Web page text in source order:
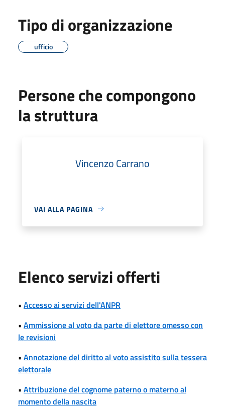
Tipo di organizzazione
ufficio
Persone che compongono
la struttura
Vincenzo Carrano
VAI ALLA PAGINA
Elenco servizi offerti
• Accesso ai servizi dell'ANPR
• Ammissione al voto da parte di elettore omesso con
le revisioni
• Annotazione del diritto al voto assistito sulla tessera
elettorale
• Attribuzione del cognome paterno o materno al
momento della nascita